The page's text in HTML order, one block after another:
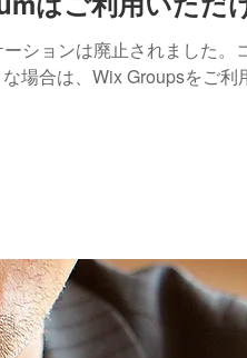
ションは廃止されました。
な場合は、Wix Groupsをご利